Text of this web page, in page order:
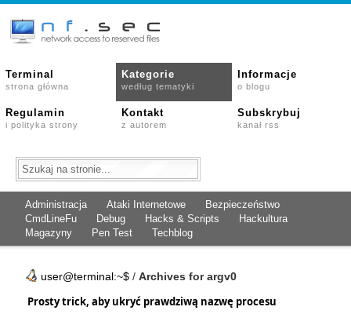
Terminal
strona główna
Kategorie
według tematyki
Informacje
o blogu
Regulamin
i polityka strony
Kontakt
z autorem
Subskrybuj
kanał rss
Administracja Ataki Internetowe
Bezpieczeństwo
CmdLineFu
Debug Hacks & Scripts
Hackultura
Magazyny
Pen Test Techblog
user@terminal:~$ / Archives for argv0
Prosty trick, aby ukryć prawdziwą nazwę procesu